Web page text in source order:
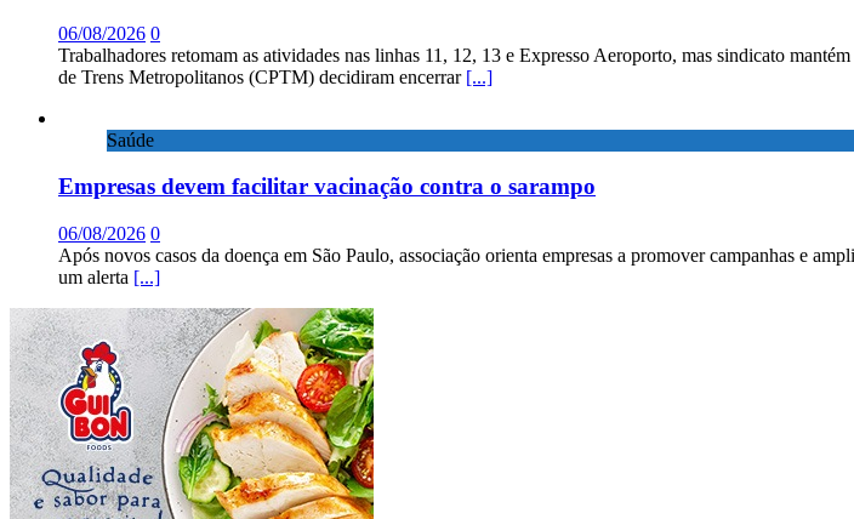
06/08/2026 0
Trabalhadores retomam as atividades nas linhas 11, 12, 13 e Expresso Aeroporto, mas sindicato
de Trens Metropolitanos (CPTM) decidiram encerrar [...]
Saúde
Empresas devem facilitar vacinação contra o sarampo
06/08/2026 0
Após novos casos da doença em São Paulo, associação orienta empresas a promover campanhas e
um alerta [...]